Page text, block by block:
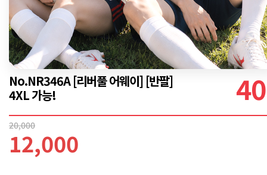
No.NR346A [리버풀 어웨이] [반팔]
4XL 가능!
40
20,000
12,000